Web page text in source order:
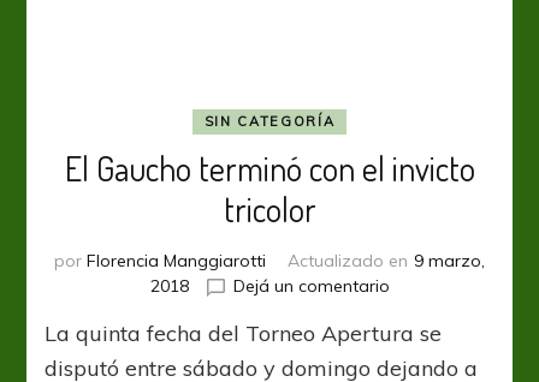
SIN CATEGORÍA
El Gaucho terminó con el invicto
tricolor
por Florencia Manggiarotti Actualizado en 9 marzo,
2018
Dejá un comentarioen
Gaucho
terminó
La quinta fecha del Torneo Apertura se
disputó entre sábado y domingo dejando a